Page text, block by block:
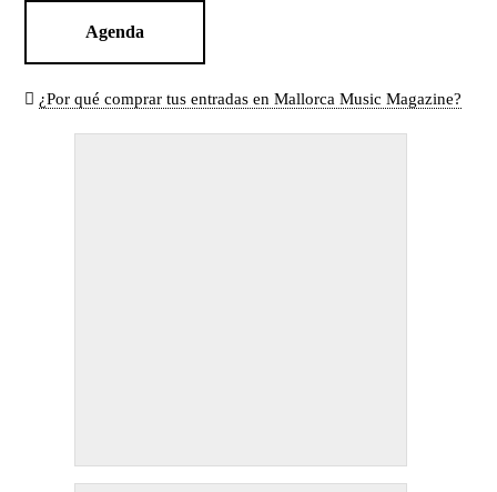
Agenda
¿Por qué comprar tus entradas en Mallorca Music Magazine?